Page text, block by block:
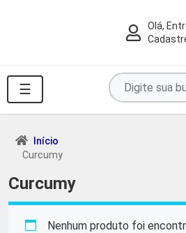
Olá,
☰
Pesquise
por
produtos
Início
Curcumy
Curcumy
Nenhum produto foi